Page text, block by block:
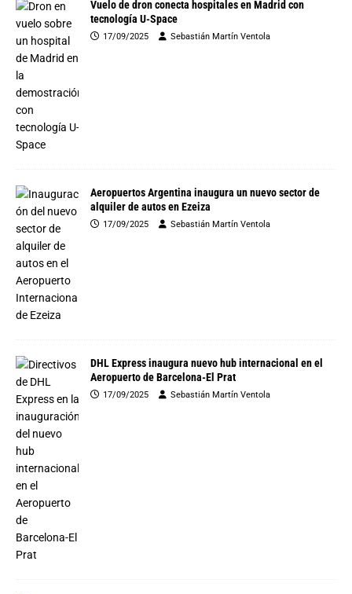
Vuelo de dron conecta hospitales en Madrid con
tecnología U-Space
17/09/2025 Sebastián Martín Ventola
Aeropuertos Argentina inaugura un nuevo sector de
alquiler de autos en Ezeiza
17/09/2025 Sebastián Martín Ventola
DHL Express inaugura nuevo hub internacional en el
Aeropuerto de Barcelona-El Prat
17/09/2025 Sebastián Martín Ventola